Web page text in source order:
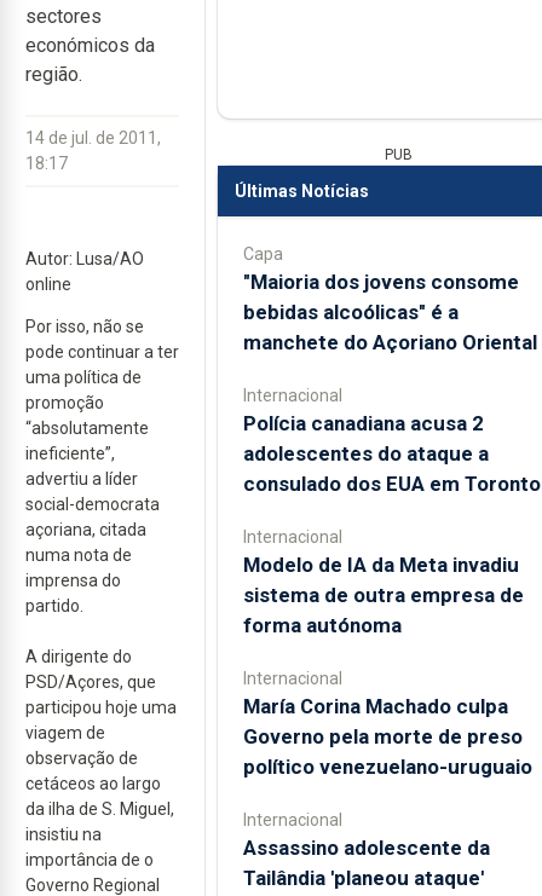
sectores
económicos da
região.
14 de jul. de 2011,
18:17
Autor: Lusa/AO
online
Por isso, não se
pode continuar a ter
uma política de
promoção
“absolutamente
ineficiente”,
advertiu a líder
social-democrata
açoriana, citada
numa nota de
imprensa do
partido.
A dirigente do
PSD/Açores, que
participou hoje uma
viagem de
observação de
cetáceos ao largo
da ilha de S. Miguel,
insistiu na
importância de o
Governo Regional
PUB
Últimas Notícias
Capa
"Maioria dos jovens consome
bebidas alcoólicas" é a
manchete do Açoriano Oriental
Internacional
Polícia canadiana acusa 2
adolescentes do ataque a
consulado dos EUA em Toronto
Internacional
Modelo de IA da Meta invadiu
sistema de outra empresa de
forma autónoma
Internacional
María Corina Machado culpa
Governo pela morte de preso
político venezuelano-uruguaio
Internacional
Assassino adolescente da
Tailândia 'planeou ataque'